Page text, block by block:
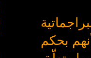
بحكم